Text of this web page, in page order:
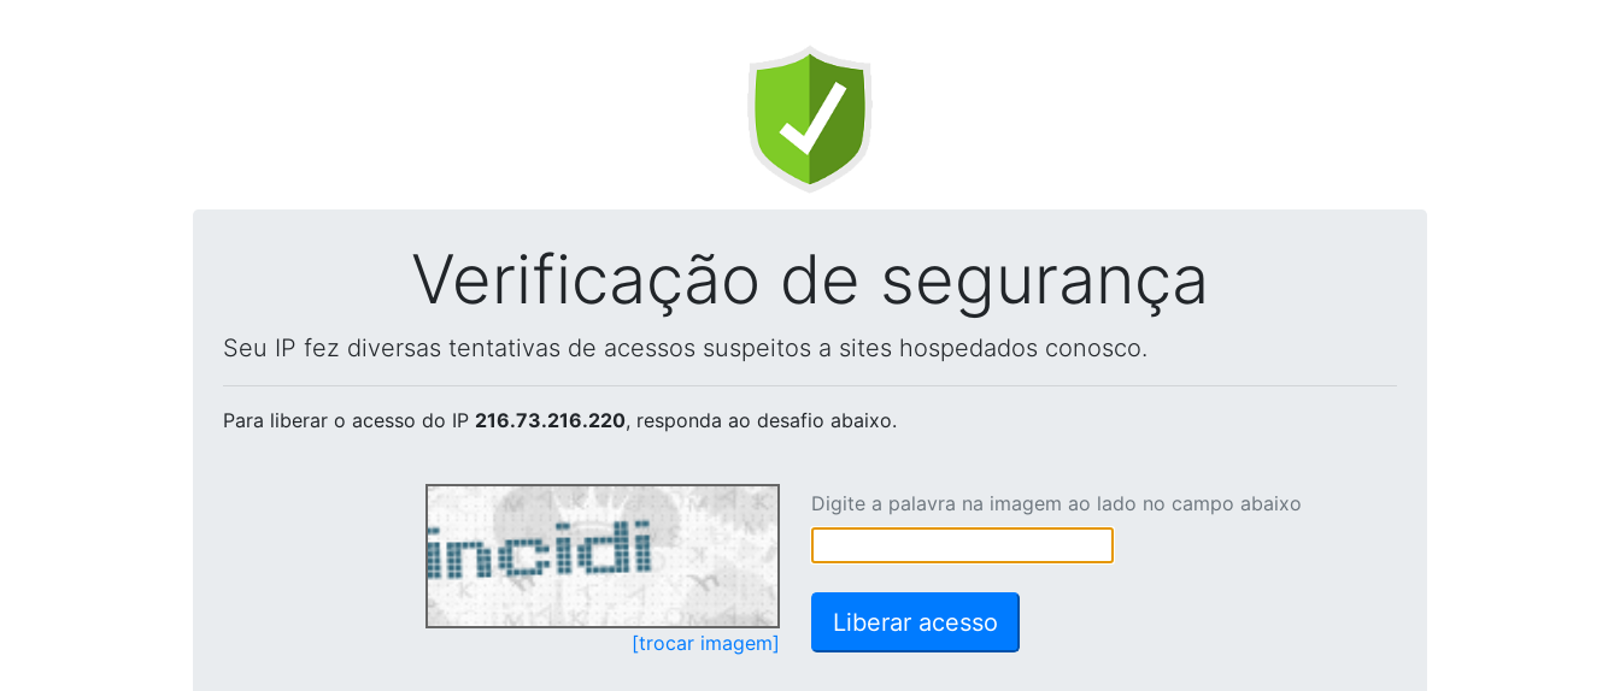
Verificação de segurança
Seu IP fez diversas tentativas de acessos suspeitos a sites hospedados conosco.
Para liberar o acesso do IP 216.73.216.220, responda ao desafio abaixo.
[trocar imagem]
Digite a palavra na imagem ao lado no campo abaixo